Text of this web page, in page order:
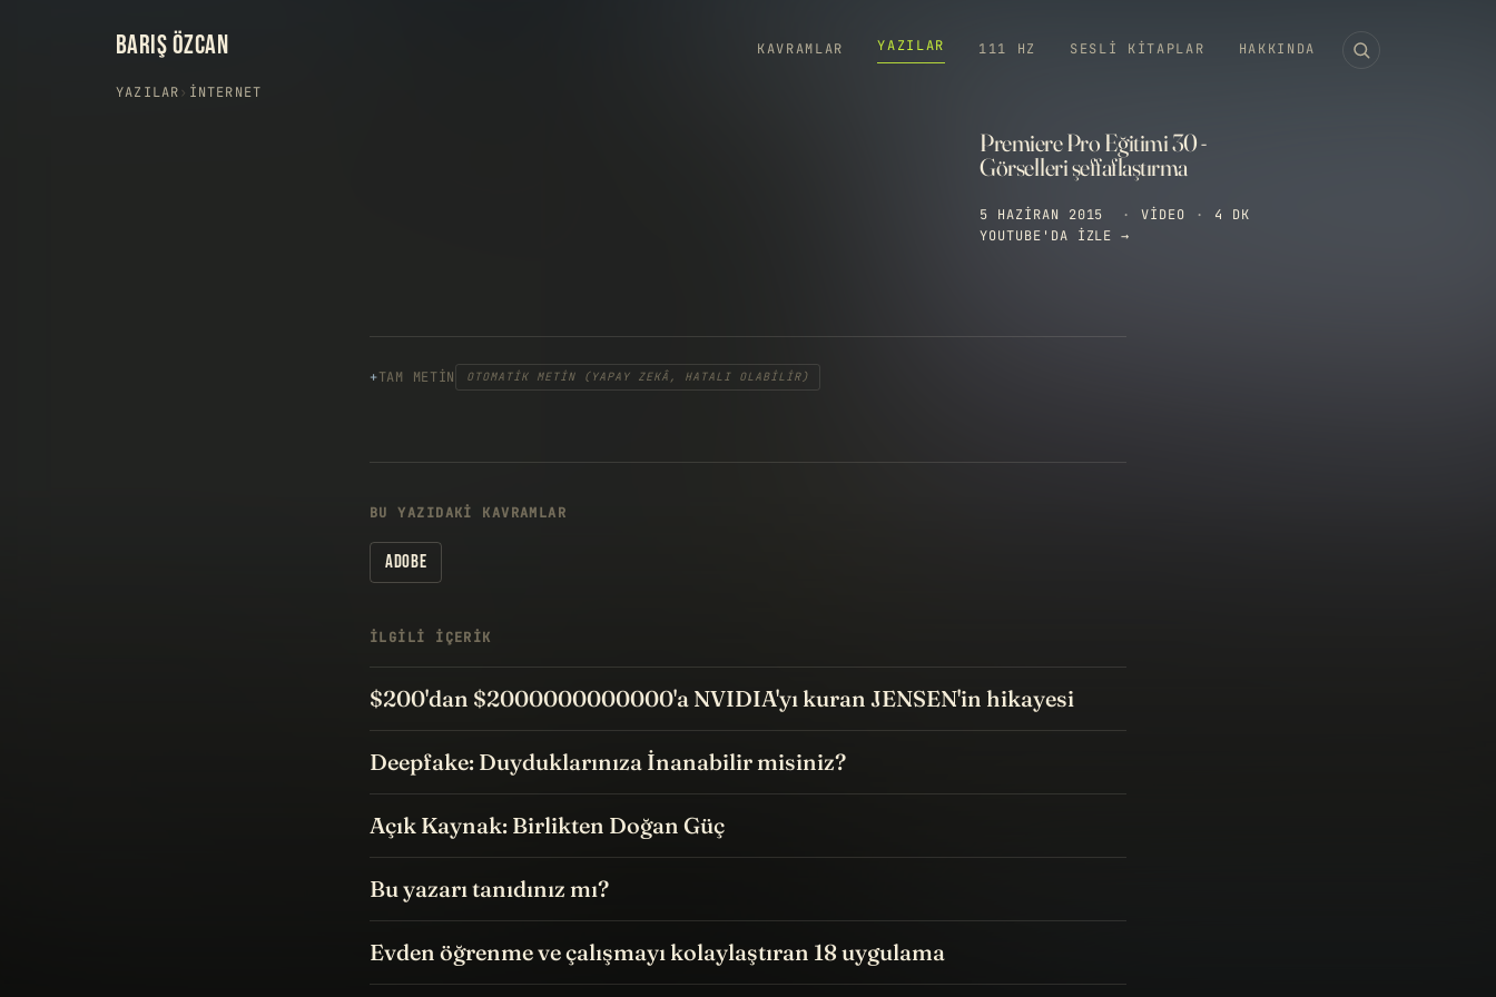
BARIŞ ÖZCAN KAVRAMLAR YAZILAR 111 HZ SESLI KITAPLAR HAKKINDA
YAZILAR› İNTERNET
Premiere Pro Eğitimi 30 -
Görselleri şeffaflaştırma
5 HAZIRAN 2015 · VIDEO ·
4 DK
YOUTUBE'DA IZLE →
TAM METIN OTOMATIK METIN (YAPAY ZEKÂ, HATALI OLABILIR)
BU YAZIDAKI KAVRAMLAR
ADOBE
İLGILI IÇERIK
$200'dan $2000000000000'a NVIDIA'yı kuran JENSEN'in hikayesi
Deepfake: Duyduklarınıza İnanabilir misiniz?
Açık Kaynak: Birlikten Doğan Güç
Bu yazarı tanıdınız mı?
Evden öğrenme ve çalışmayı kolaylaştıran 18 uygulama